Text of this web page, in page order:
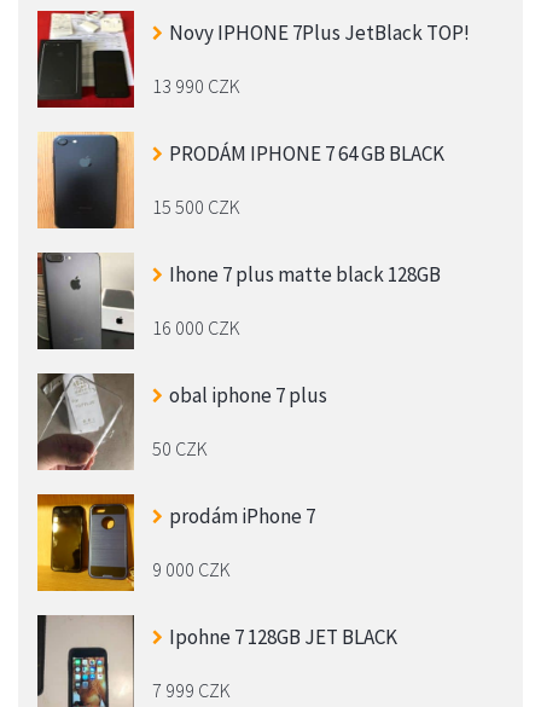
Novy IPHONE 7Plus JetBlack TOP!
13 990 CZK
PRODÁM IPHONE 7 64 GB BLACK
15 500 CZK
Ihone 7 plus matte black 128GB
16 000 CZK
obal iphone 7 plus
50 CZK
prodám iPhone 7
9 000 CZK
Ipohne 7 128GB JET BLACK
7 999 CZK